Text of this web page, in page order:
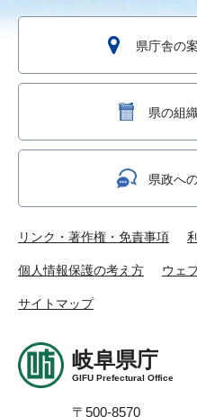
県庁舎の
県の組
県政へ
リンク・著作権・免責事項
個人情報保護の考え方 ウェ
サイトマップ
岐阜県庁
GIFU Prefectural Office
〒500-8570